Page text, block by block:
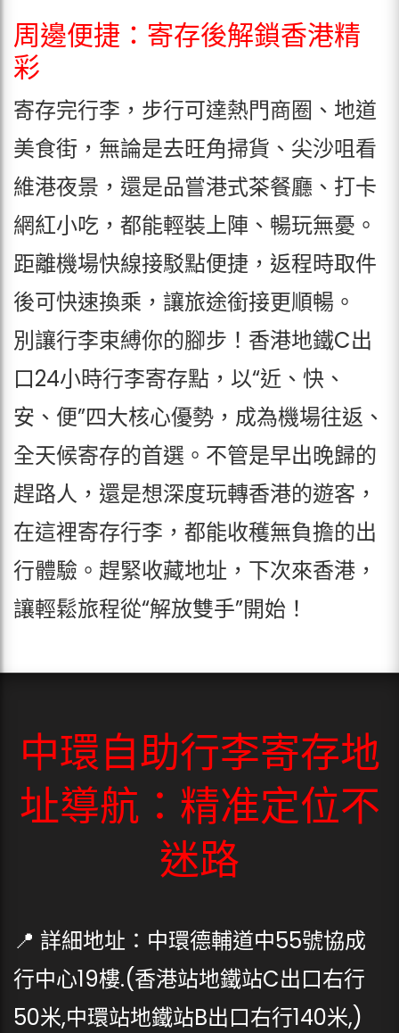
周邊便捷：寄存後解鎖香港精
彩
寄存完行李，步行可達熱門商圈、地道
美食街，無論是去旺角掃貨、尖沙咀看
維港夜景，還是品嘗港式茶餐廳、打卡
網紅小吃，都能輕裝上陣、暢玩無憂。
距離機場快線接駁點便捷，返程時取件
後可快速換乘，讓旅途銜接更順暢。
別讓行李束縛你的腳步！香港地鐵C出
口24小時行李寄存點，以“近、快、
安、便”四大核心優勢，成為機場往返、
全天候寄存的首選。不管是早出晚歸的
趕路人，還是想深度玩轉香港的遊客，
在這裡寄存行李，都能收穫無負擔的出
行體驗。趕緊收藏地址，下次來香港，
讓輕鬆旅程從“解放雙手”開始！
中環自助行李寄存地
址導航：精准定位不
迷路
📍 詳細地址：中環德輔道中55號協成
行中心19樓.(香港站地鐵站C出口右行
50米,中環站地鐵站B出口右行140米,)